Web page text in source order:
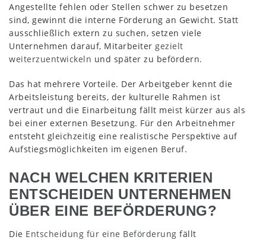
Angestellte fehlen oder Stellen schwer zu besetzen
sind, gewinnt die interne Förderung an Gewicht. Statt
ausschließlich extern zu suchen, setzen viele
Unternehmen darauf, Mitarbeiter gezielt
weiterzuentwickeln und später zu befördern.
Das hat mehrere Vorteile. Der Arbeitgeber kennt die
Arbeitsleistung bereits, der kulturelle Rahmen ist
vertraut und die Einarbeitung fällt meist kürzer aus als
bei einer externen Besetzung. Für den Arbeitnehmer
entsteht gleichzeitig eine realistische Perspektive auf
Aufstiegsmöglichkeiten im eigenen Beruf.
NACH WELCHEN KRITERIEN
ENTSCHEIDEN UNTERNEHMEN
ÜBER EINE BEFÖRDERUNG?
Die Entscheidung für eine Beförderung fällt